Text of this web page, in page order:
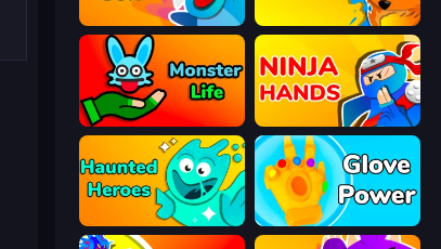
Monster Box Summoner Master
Monster Life Ninja Hands
Haunted Heroes Glove Power